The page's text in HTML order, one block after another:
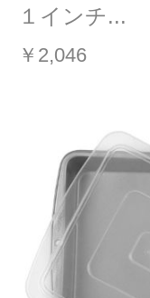
１インチ...
￥2,046